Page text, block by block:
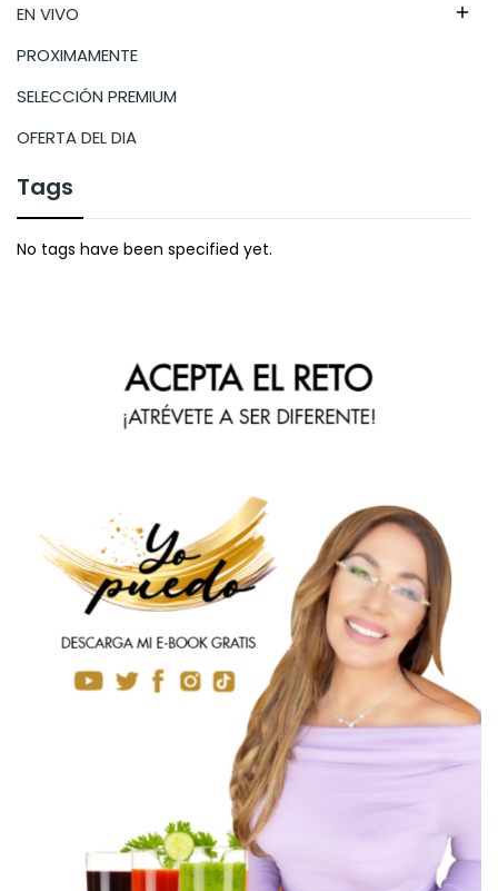
EN VIVO 
PROXIMAMENTE
SELECCIÓN PREMIUM
OFERTA DEL DIA
Tags
No tags have been specified yet.